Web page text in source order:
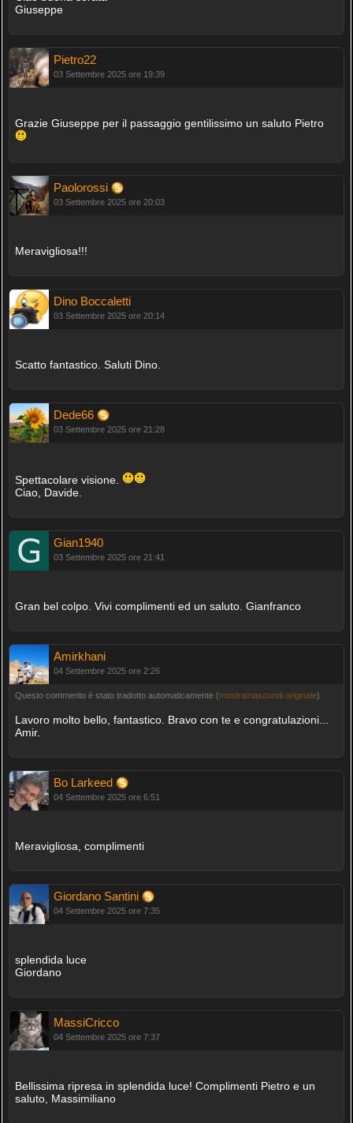
Giuseppe
Pietro22
03 Settembre 2025 ore 19:39
Grazie Giuseppe per il passaggio gentilissimo un saluto Pietro
Paolorossi
03 Settembre 2025 ore 20:03
Meravigliosa!!!
Dino Boccaletti
03 Settembre 2025 ore 20:14
Scatto fantastico. Saluti Dino.
Dede66
03 Settembre 2025 ore 21:28
Spettacolare visione.
Ciao, Davide.
Gian1940
03 Settembre 2025 ore 21:41
Gran bel colpo. Vivi complimenti ed un saluto. Gianfranco
Amirkhani
04 Settembre 2025 ore 2:26
Questo commento è stato tradotto automaticamente (mostra/nascondi originale)
Lavoro molto bello, fantastico. Bravo con te e congratulazioni...
Amir.
Bo Larkeed
04 Settembre 2025 ore 6:51
Meravigliosa, complimenti
Giordano Santini
04 Settembre 2025 ore 7:35
splendida luce
Giordano
MassiCricco
04 Settembre 2025 ore 7:37
Bellissima ripresa in splendida luce! Complimenti Pietro e un
saluto, Massimiliano